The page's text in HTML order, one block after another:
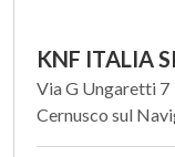
KNF ITALIA
Via G Ungaretti 7
Cernusco sul